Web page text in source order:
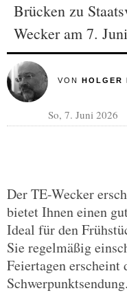
Brücken zu
Wecker am 7.
VON HOLGER
So, 7. Juni 2026
Der TE-Wecker
bietet Ihnen einen
Ideal für den
Sie regelmäßig
Feiertagen
Schwerpunktsendung.